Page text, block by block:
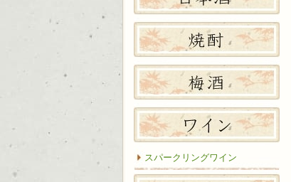
スパークリングワイン